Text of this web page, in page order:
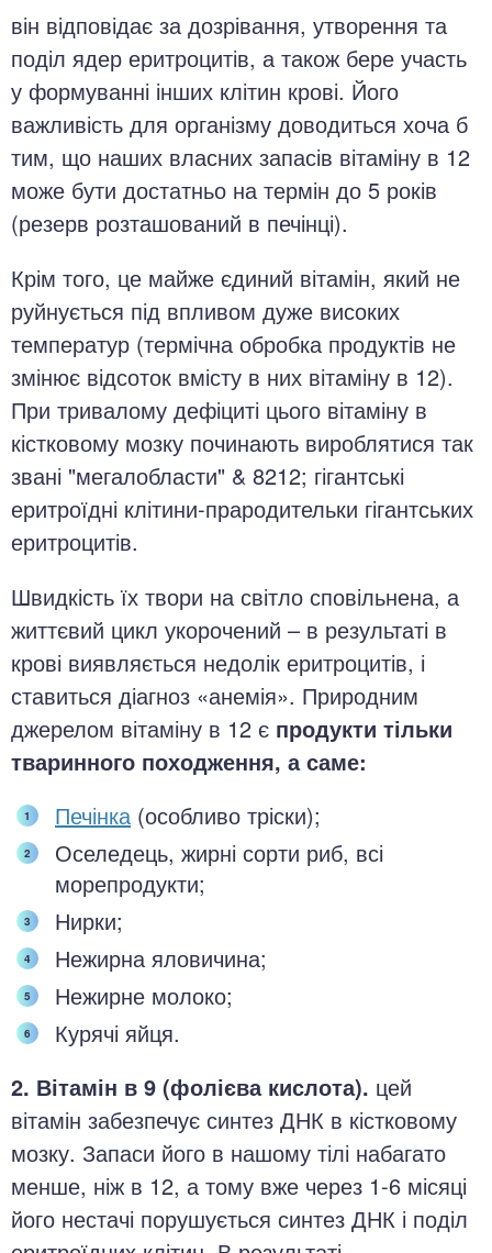
він відповідає за дозрівання, утворення та
поділ ядер еритроцитів, а також бере участь
у формуванні інших клітин крові. Його
важливість для організму доводиться хоча б
тим, що наших власних запасів вітаміну в 12
може бути достатньо на термін до 5 років
(резерв розташований в печінці).
Крім того, це майже єдиний вітамін, який не
руйнується під впливом дуже високих
температур (термічна обробка продуктів не
змінює відсоток вмісту в них вітаміну в 12).
При тривалому дефіциті цього вітаміну в
кістковому мозку починають вироблятися так
звані "мегалобласти" & 8212; гігантські
еритроїдні клітини-прародительки гігантських
еритроцитів.
Швидкість їх твори на світло сповільнена, а
життєвий цикл укорочений – в результаті в
крові виявляється недолік еритроцитів, і
ставиться діагноз «анемія». Природним
джерелом вітаміну в 12 є продукти тільки
тваринного походження, а саме:
Печінка (особливо тріски);
Оселедець, жирні сорти риб, всі
морепродукти;
Нирки;
Нежирна яловичина;
Нежирне молоко;
Курячі яйця.
2. Вітамін в 9 (фолієва кислота). цей
вітамін забезпечує синтез ДНК в кістковому
мозку. Запаси його в нашому тілі набагато
менше, ніж в 12, а тому вже через 1-6 місяці
його нестачі порушується синтез ДНК і поділ